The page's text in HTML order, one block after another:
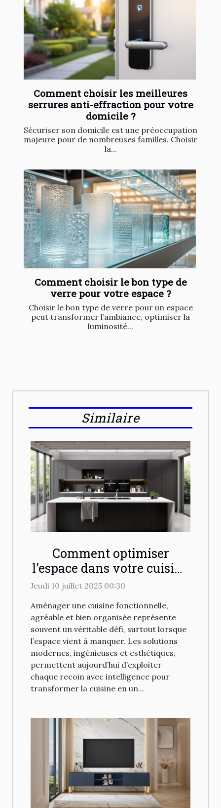
Comment choisir les meilleures
serrures anti-effraction pour votre
domicile ?
Sécuriser son domicile est une préoccupation
majeure pour de nombreuses familles. Choisir
la...
Comment choisir le bon type de
verre pour votre espace ?
Choisir le bon type de verre pour un espace
peut transformer l’ambiance, optimiser la
luminosité...
Similaire
Comment optimiser
l'espace dans votre cuisine
avec des solutions
Jeudi 10 juillet 2025 00:30
Aménager une cuisine fonctionnelle,
agréable et bien organisée représente
souvent un véritable défi, surtout lorsque
l’espace vient à manquer. Les solutions
modernes, ingénieuses et esthétiques,
permettent aujourd’hui d’exploiter
chaque recoin avec intelligence pour
transformer la cuisine en un...